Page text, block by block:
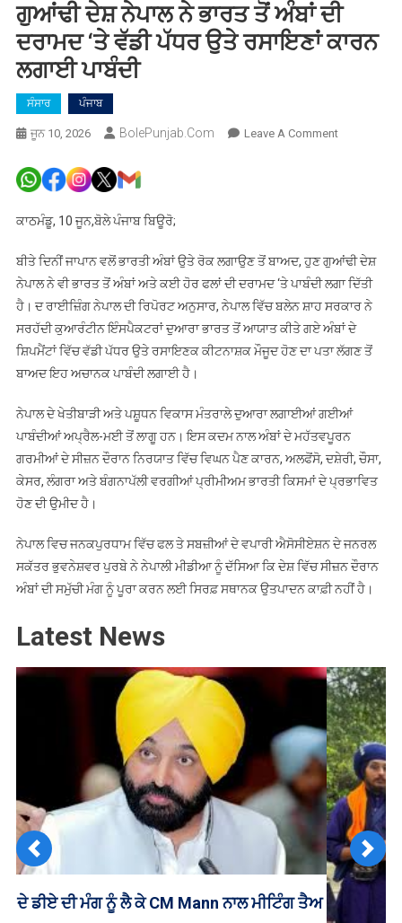
ਗੁਆਂਢੀ ਦੇਸ਼ ਨੇਪਾਲ ਨੇ ਭਾਰਤ ਤੋਂ ਅੰਬਾਂ ਦੀ
ਦਰਾਮਦ ‘ਤੇ ਵੱਡੀ ਪੱਧਰ ਉਤੇ ਰਸਾਇਣਾਂ ਕਾਰਨ
ਲਗਾਈ ਪਾਬੰਦੀ
ਸੰਸਾਰ ਪੰਜਾਬ
ਜੂਨ 10, 2026 BolePunjab.com Leave A CommentOn
ਤੋਂ
ਅੰਬਾਂ
ਦਰਾਮਦ
ਵੱਡੀ
ਰਸਾਇਣਾਂ
ਕਾਰਨ
ਲਗਾਈ
ਪਾਬੰਦੀ
ਕਾਠਮੰਡੂ, 10 ਜੂਨ,ਬੋਲੇ ਪੰਜਾਬ ਬਿਊਰੋ;
ਬੀਤੇ ਦਿਨੀਂ ਜਾਪਾਨ ਵਲੋਂ ਭਾਰਤੀ ਅੰਬਾਂ ਉਤੇ ਰੋਕ ਲਗਾਉਣ ਤੋਂ ਬਾਅਦ, ਹੁਣ ਗੁਆਂਢੀ ਦੇਸ਼
ਨੇਪਾਲ ਨੇ ਵੀ ਭਾਰਤ ਤੋਂ ਅੰਬਾਂ ਅਤੇ ਕਈ ਹੋਰ ਫਲਾਂ ਦੀ ਦਰਾਮਦ ‘ਤੇ ਪਾਬੰਦੀ ਲਗਾ ਦਿੱਤੀ
ਹੈ। ਦ ਰਾਈਜ਼ਿੰਗ ਨੇਪਾਲ ਦੀ ਰਿਪੋਰਟ ਅਨੁਸਾਰ, ਨੇਪਾਲ ਵਿੱਚ ਬਲੇਨ ਸ਼ਾਹ ਸਰਕਾਰ ਨੇ
ਸਰਹੱਦੀ ਕੁਆਰੰਟੀਨ ਇੰਸਪੈਕਟਰਾਂ ਦੁਆਰਾ ਭਾਰਤ ਤੋਂ ਆਯਾਤ ਕੀਤੇ ਗਏ ਅੰਬਾਂ ਦੇ
ਸ਼ਿਪਮੈਂਟਾਂ ਵਿੱਚ ਵੱਡੀ ਪੱਧਰ ਉਤੇ ਰਸਾਇਣਕ ਕੀਟਨਾਸ਼ਕ ਮੌਜੂਦ ਹੋਣ ਦਾ ਪਤਾ ਲੱਗਣ ਤੋਂ
ਬਾਅਦ ਇਹ ਅਚਾਨਕ ਪਾਬੰਦੀ ਲਗਾਈ ਹੈ।
ਨੇਪਾਲ ਦੇ ਖੇਤੀਬਾੜੀ ਅਤੇ ਪਸ਼ੂਧਨ ਵਿਕਾਸ ਮੰਤਰਾਲੇ ਦੁਆਰਾ ਲਗਾਈਆਂ ਗਈਆਂ
ਪਾਬੰਦੀਆਂ ਅਪ੍ਰੈਲ-ਮਈ ਤੋਂ ਲਾਗੂ ਹਨ। ਇਸ ਕਦਮ ਨਾਲ ਅੰਬਾਂ ਦੇ ਮਹੱਤਵਪੂਰਨ
ਗਰਮੀਆਂ ਦੇ ਸੀਜ਼ਨ ਦੌਰਾਨ ਨਿਰਯਾਤ ਵਿੱਚ ਵਿਘਨ ਪੈਣ ਕਾਰਨ, ਅਲਫੋਂਸੋ, ਦਸ਼ੇਰੀ, ਚੌਸਾ,
ਕੇਸਰ, ਲੰਗਰਾ ਅਤੇ ਬੰਗਨਾਪੱਲੀ ਵਰਗੀਆਂ ਪ੍ਰੀਮੀਅਮ ਭਾਰਤੀ ਕਿਸਮਾਂ ਦੇ ਪ੍ਰਭਾਵਿਤ
ਹੋਣ ਦੀ ਉਮੀਦ ਹੈ।
ਨੇਪਾਲ ਵਿਚ ਜਨਕਪੁਰਧਾਮ ਵਿੱਚ ਫਲ ਤੇ ਸਬਜ਼ੀਆਂ ਦੇ ਵਪਾਰੀ ਐਸੋਸੀਏਸ਼ਨ ਦੇ ਜਨਰਲ
ਸਕੱਤਰ ਭੁਵਨੇਸ਼ਵਰ ਪੁਰਬੇ ਨੇ ਨੇਪਾਲੀ ਮੀਡੀਆ ਨੂੰ ਦੱਸਿਆ ਕਿ ਦੇਸ਼ ਵਿੱਚ ਸੀਜ਼ਨ ਦੌਰਾਨ
ਅੰਬਾਂ ਦੀ ਸਮੁੱਚੀ ਮੰਗ ਨੂੰ ਪੂਰਾ ਕਰਨ ਲਈ ਸਿਰਫ਼ ਸਥਾਨਕ ਉਤਪਾਦਨ ਕਾਫ਼ੀ ਨਹੀਂ ਹੈ।
Latest News
Previous Next